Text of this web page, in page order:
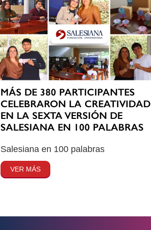
MÁS DE 380 PARTICIPANTES
CELEBRARON LA CREATIVIDAD
EN LA SEXTA VERSIÓN DE
SALESIANA EN 100 PALABRAS
Salesiana en 100 palabras
VER MÁS